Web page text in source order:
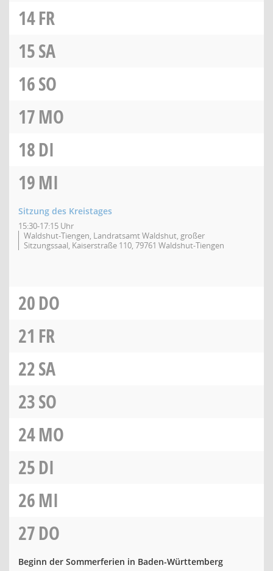
14FR
15SA
16SO
17MO
18DI
19MI
Sitzung des Kreistages
15:30-17:15 Uhr
Waldshut-Tiengen, Landratsamt Waldshut, großer
Sitzungssaal, Kaiserstraße 110, 79761 Waldshut-Tiengen
20DO
21 FR
22SA
23SO
24MO
25DI
26MI
27DO
Beginn der Sommerferien in Baden-Württemberg